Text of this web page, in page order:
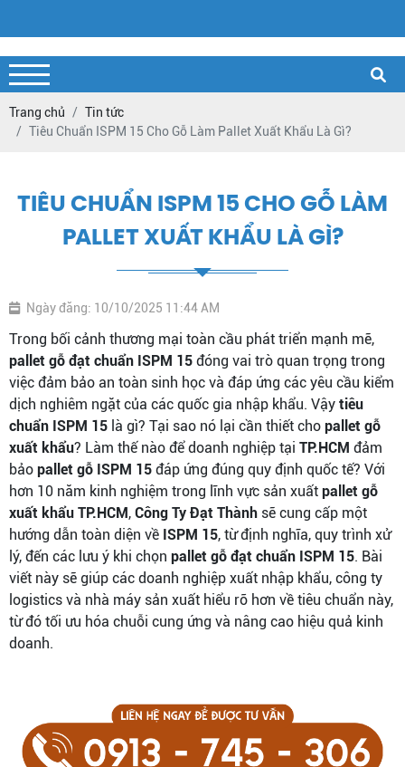
Trang chủ
Tin tức
Tiêu Chuẩn ISPM 15 Cho Gỗ Làm Pallet Xuất Khẩu Là Gì?
TIÊU CHUẨN ISPM 15 CHO GỖ LÀM
PALLET XUẤT KHẨU LÀ GÌ?
Ngày đăng: 10/10/2025 11:44 AM
Trong bối cảnh thương mại toàn cầu phát triển mạnh mẽ,
pallet gỗ đạt chuẩn ISPM 15 đóng vai trò quan trọng trong
việc đảm bảo an toàn sinh học và đáp ứng các yêu cầu kiểm
dịch nghiêm ngặt của các quốc gia nhập khẩu. Vậy tiêu
chuẩn ISPM 15 là gì? Tại sao nó lại cần thiết cho pallet gỗ
xuất khẩu? Làm thế nào để doanh nghiệp tại TP.HCM đảm
bảo pallet gỗ ISPM 15 đáp ứng đúng quy định quốc tế? Với
hơn 10 năm kinh nghiệm trong lĩnh vực sản xuất pallet gỗ
xuất khẩu TP.HCM, Công Ty Đạt Thành sẽ cung cấp một
hướng dẫn toàn diện về ISPM 15, từ định nghĩa, quy trình xử
lý, đến các lưu ý khi chọn pallet gỗ đạt chuẩn ISPM 15. Bài
viết này sẽ giúp các doanh nghiệp xuất nhập khẩu, công ty
logistics và nhà máy sản xuất hiểu rõ hơn về tiêu chuẩn này,
từ đó tối ưu hóa chuỗi cung ứng và nâng cao hiệu quả kinh
doanh.